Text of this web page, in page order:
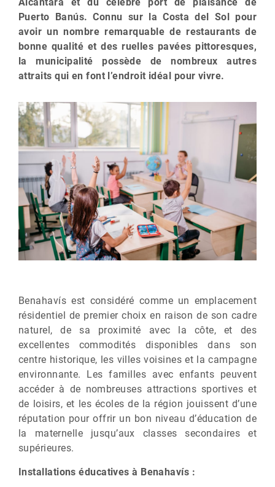
Puerto Banús. Connu sur la Costa del Sol pour
avoir un nombre remarquable de restaurants de
bonne qualité et des ruelles pavées pittoresques,
la municipalité possède de nombreux autres
attraits qui en font l’endroit idéal pour vivre.
Benahavís est considéré comme un emplacement
résidentiel de premier choix en raison de son cadre
naturel, de sa proximité avec la côte, et des
excellentes commodités disponibles dans son
centre historique, les villes voisines et la campagne
environnante. Les familles avec enfants peuvent
accéder à de nombreuses attractions sportives et
de loisirs, et les écoles de la région jouissent d’une
réputation pour offrir un bon niveau d’éducation de
la maternelle jusqu’aux classes secondaires et
supérieures.
Installations éducatives à Benahavís :